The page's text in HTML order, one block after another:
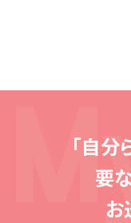
「自分
要
お